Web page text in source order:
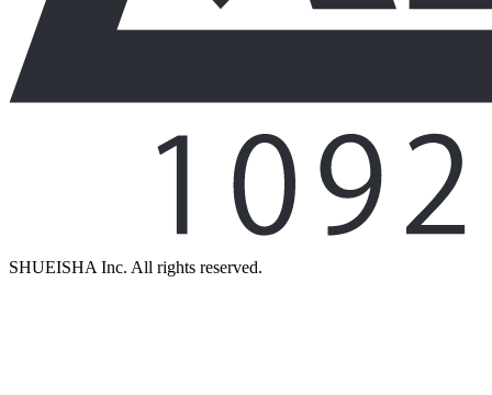
SHUEISHA Inc. All rights reserved.